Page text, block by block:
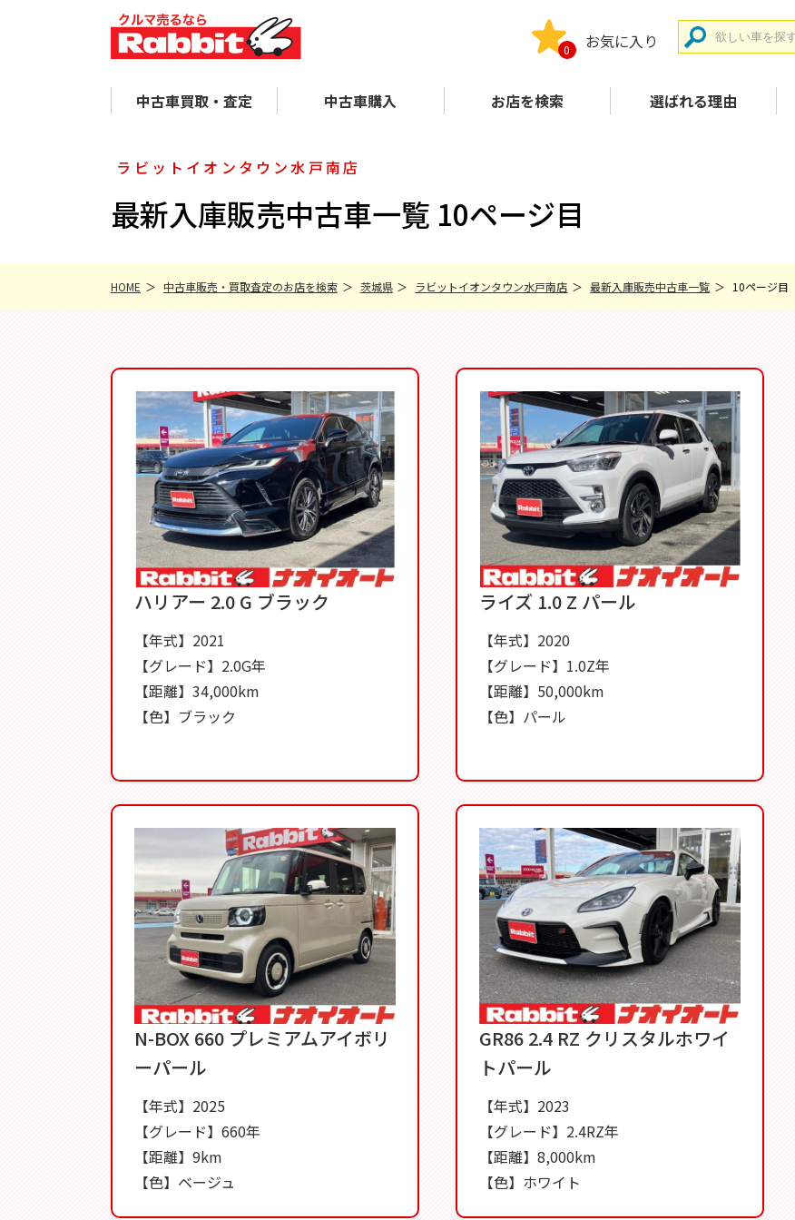
お気に入り
0
中古車買取・査定 中古車購入 お店を検索 選ばれる理由
ラビットイオンタウン水戸南店
最新入庫販売中古車一覧 10ページ目
HOME 中古車販売・買取査定のお店を検索 茨城県 ラビットイオンタウン水戸南店 最新入庫販売中古車一覧 10ページ目
ハリアー 2.0 G ブラック
【年式】2021
【グレード】2.0G年
【距離】34,000km
【色】ブラック
ライズ 1.0 Z パール
【年式】2020
【グレード】1.0Z年
【距離】50,000km
【色】パール
N-BOX 660 プレミアムアイボリ
ーパール
【年式】2025
【グレード】660年
【距離】9km
【色】ベージュ
GR86 2.4 RZ クリスタルホワイ
トパール
【年式】2023
【グレード】2.4RZ年
【距離】8,000km
【色】ホワイト